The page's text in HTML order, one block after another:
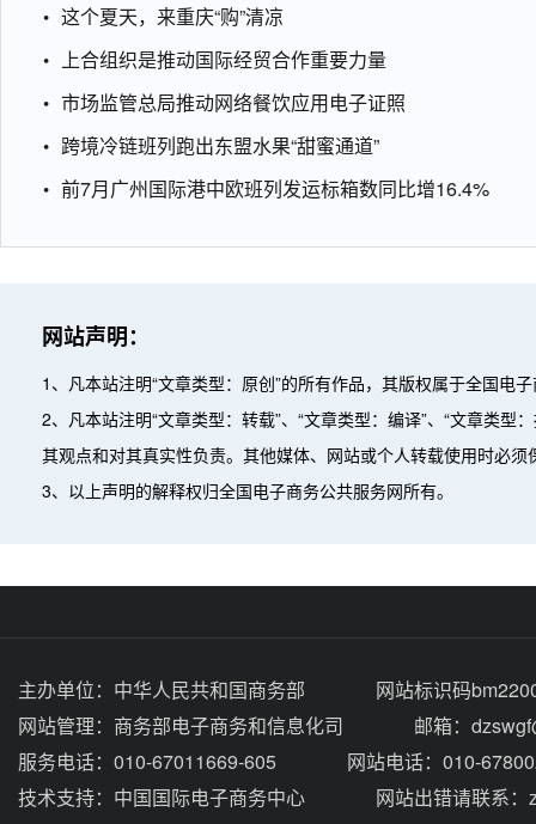
这个夏天，来重庆“购”清凉
上合组织是推动国际经贸合作重要力量
市场监管总局推动网络餐饮应用电子证照
跨境冷链班列跑出东盟水果“甜蜜通道”
前7月广州国际港中欧班列发运标箱数同比增16.4%
网站声明：
1、凡本站注明“文章类型：原创”的所有作品，其版权属于全国电
2、凡本站注明“文章类型：转载”、“文章类型：编译”、“文章类
其观点和对其真实性负责。其他媒体、网站或个人转载使用时必
3、以上声明的解释权归全国电子商务公共服务网所有。
主办单位： 中华人民共和国商务部
网站标识码
网站管理： 商务部电子商务和信息化司
邮箱：
服务电话：010-67011669-605
网站电话：010-
技术支持： 中国国际电子商务中心 网站出错请联系